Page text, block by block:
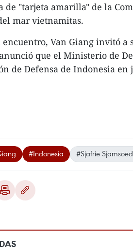
de "tarjeta amarilla" de la
mar vietnamitas.
Van Giang invitó a
que el Ministerio de
de Defensa de Indonesia en
#Indonesia #Sjafrie